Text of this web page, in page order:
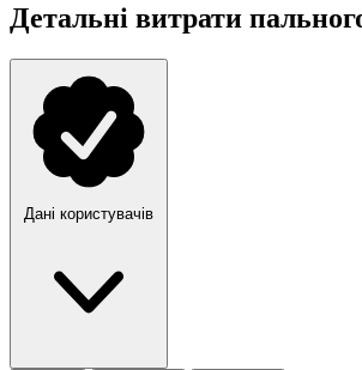
Детальні витрати
Дані користувачів